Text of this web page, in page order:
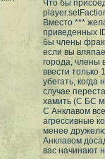
Что бы
Вместо ***
приведенных
бы члены
если вы
города, члены
ввести только
убегать, когда
случае
хамить (С БС
С Анклавом
агрессивные
менее
Анклавом
вас начинают